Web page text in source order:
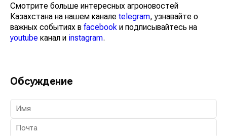
Смотрите больше интересных агроновостей
Казахстана на нашем канале telegram, узнавайте о
важных событиях в facebook и подписывайтесь на
youtube канал и instagram.
Обсуждение